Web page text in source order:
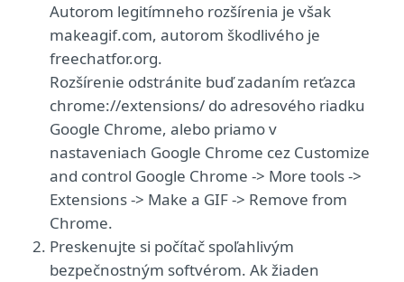
Autorom legitímneho rozšírenia je však
makeagif.com, autorom škodlivého je
freechatfor.org.
Rozšírenie odstránite buď zadaním reťazca
chrome://extensions/ do adresového riadku
Google Chrome, alebo priamo v
nastaveniach Google Chrome cez Customize
and control Google Chrome -> More tools ->
Extensions -> Make a GIF -> Remove from
Chrome.
Preskenujte si počítač spoľahlivým
bezpečnostným softvérom. Ak žiaden